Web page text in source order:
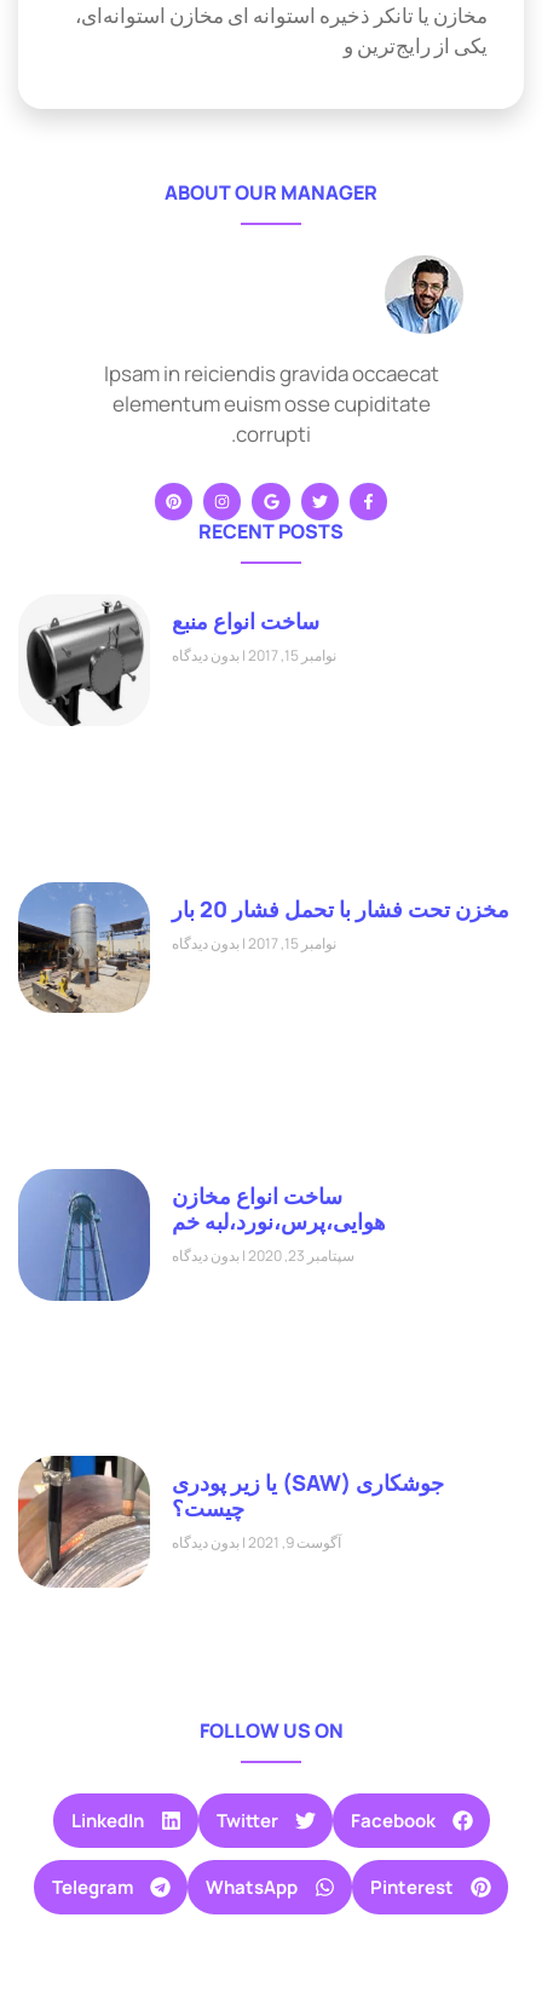
مخازن یا تانکر ذخیره استوانه ای مخازن استوانه‌ای،
یکی از رایج‌ترین و
ABOUT OUR MANAGER
Ipsam in reiciendis gravida occaecat
elementum euism osse cupiditate
corrupti.
RECENT POSTS
ساخت انواع منبع
نوامبر 15, 2017 بدون دیدگاه
مخزن تحت فشار با تحمل فشار 20 بار
نوامبر 15, 2017 بدون دیدگاه
ساخت انواع مخازن
هوایی،پرس،نورد،لبه خم
سپتامبر 23, 2020 بدون دیدگاه
جوشکاری (SAW) یا زیر پودری
چیست؟
آگوست 9, 2021 بدون دیدگاه
FOLLOW US ON
Facebook
Twitter
LinkedIn
Pinterest
WhatsApp
Telegram